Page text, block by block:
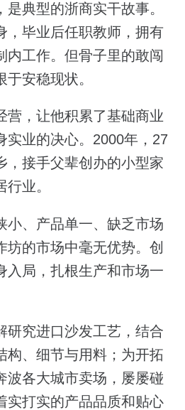
典型的浙商实干故事。
，毕业后任职教师，拥有
内工作。但骨子里的敢闯
安稳现状。
营，让他积累了基础商业
实业的决心。2000年，27
，接手父辈创办的小型家
业。
小、产品单一、缺乏市场
坊的市场中毫无优势。创
入局，扎根生产和市场一
研究进口沙发工艺，结合
构、细节与用料；为开拓
波各大城市卖场，屡屡碰
实打实的产品品质和贴心